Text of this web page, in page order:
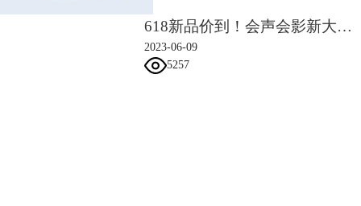
图5：制作向右放大效果
618新品价到！会声会影新大师版来了！上新优惠中！
2023-06-09
5257